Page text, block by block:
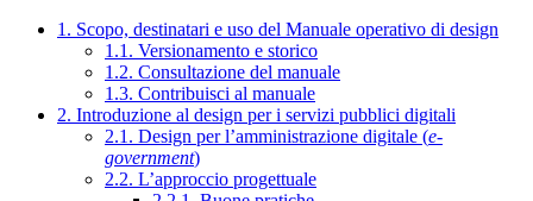
1. Scopo, destinatari e uso del Manuale operativo di design
1.1. Versionamento e storico
1.2. Consultazione del manuale
1.3. Contribuisci al manuale
2. Introduzione al design per i servizi pubblici digitali
2.1. Design per l’amministrazione digitale (e-
government)
2.2. L’approccio progettuale